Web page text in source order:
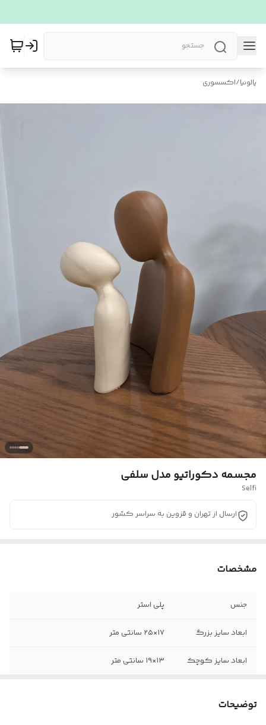
پالونیا/اکسسوری
مجسمه دکوراتیو مدل سلفی
Selfi
ارسال از تهران و قزوین به سراسر کشور
مشخصات
جنس پلی استر
ابعاد سایز بزرگ ۱۷×۲۵ سانتی متر
ابعاد سایز کوچک ۱۳×۱۹ سانتی متر
توضیحات